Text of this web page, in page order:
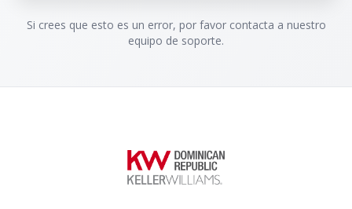
Si crees que esto es un error, por favor contacta a nuestro
equipo de soporte.